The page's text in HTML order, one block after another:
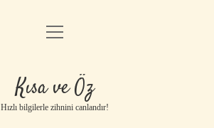
Anasayfa
Gizlilik Politikası
Yasal Uyarı
menüyü
Kısa ve Öz
Hızlı bilgilerle zihnini canlandır!